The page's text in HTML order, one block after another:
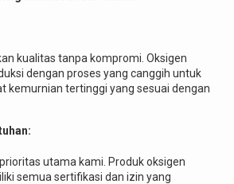
kualitas tanpa kompromi. Oksigen
dengan proses yang canggih untuk
kemurnian tertinggi yang sesuai dengan
utama kami. Produk oksigen
semua sertifikasi dan izin yang